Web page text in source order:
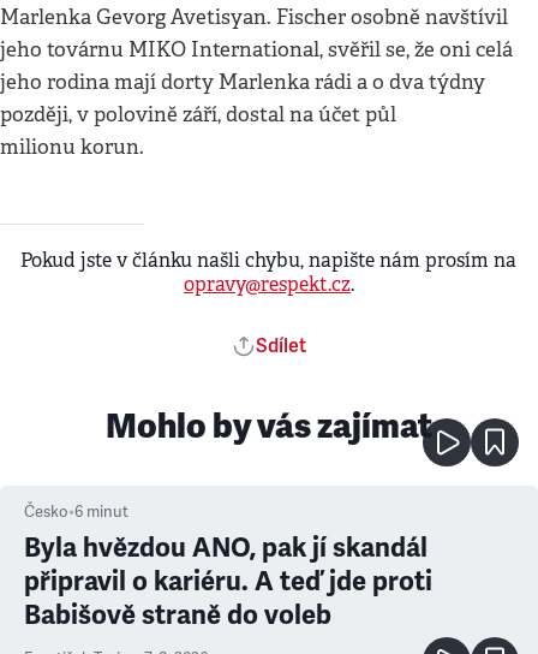
Marlenka Gevorg Avetisyan. Fischer osobně navštívil
jeho továrnu MIKO International, svěřil se, že oni celá
jeho rodina mají dorty Marlenka rádi a o dva týdny
později, v polovině září, dostal na účet půl
milionu korun.
Pokud jste v článku našli chybu, napište nám prosím na
opravy@respekt.cz.
Sdílet
Mohlo by vás zajímat
Česko•6 minut
Byla hvězdou ANO, pak jí skandál
připravil o kariéru. A teď jde proti
Babišově straně do voleb